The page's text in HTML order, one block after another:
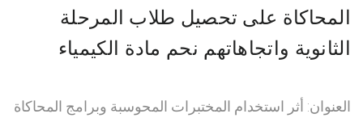
المحاكاة على تحصيل طلاب المرحلة
الثانوية واتجاهاتهم نحم مادة الكيمياء
العنوان: أثر استخدام المختبرات المحوسبة وبرامج المحاكاة